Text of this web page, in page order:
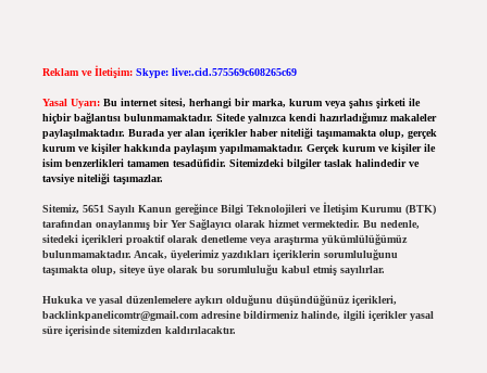
Reklam ve İletişim: Skype: live:.cid.575569c608265c69
Yasal Uyarı: Bu internet sitesi, herhangi bir marka, kurum veya şahıs şirketi ile
hiçbir bağlantısı bulunmamaktadır. Sitede yalnızca kendi hazırladığımız makaleler
paylaşılmaktadır. Burada yer alan içerikler haber niteliği taşımamakta olup, gerçek
kurum ve kişiler hakkında paylaşım yapılmamaktadır. Gerçek kurum ve kişiler ile
isim benzerlikleri tamamen tesadüfidir. Sitemizdeki bilgiler taslak halindedir ve
tavsiye niteliği taşımazlar.
Sitemiz, 5651 Sayılı Kanun gereğince Bilgi Teknolojileri ve İletişim Kurumu (BTK)
tarafından onaylanmış bir Yer Sağlayıcı olarak hizmet vermektedir. Bu nedenle,
sitedeki içerikleri proaktif olarak denetleme veya araştırma yükümlülüğümüz
bulunmamaktadır. Ancak, üyelerimiz yazdıkları içeriklerin sorumluluğunu
taşımakta olup, siteye üye olarak bu sorumluluğu kabul etmiş sayılırlar.
Hukuka ve yasal düzenlemelere aykırı olduğunu düşündüğünüz içerikleri,
backlinkpanelicomtr@gmail.comadresine bildirmeniz halinde, ilgili içerikler yasal
süre içerisinde sitemizden kaldırılacaktır.